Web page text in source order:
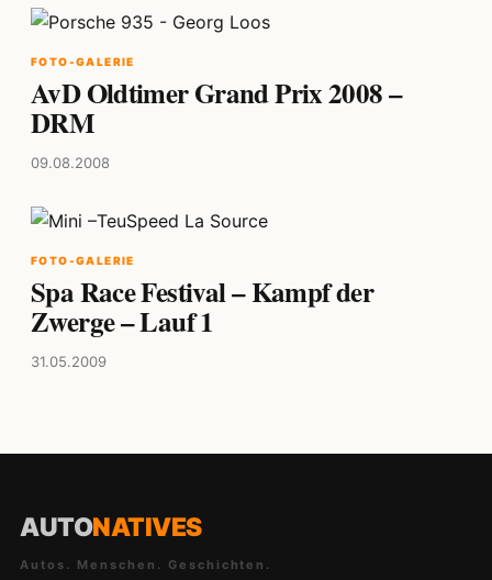
FOTO-GALERIE
AvD Oldtimer Grand Prix 2008 –
DRM
09.08.2008
FOTO-GALERIE
Spa Race Festival – Kampf der
Zwerge – Lauf 1
31.05.2009
AUTONATIVES
Autos. Menschen. Geschichten.